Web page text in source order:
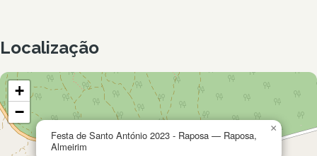
Localização
Festa de Santo António 2023 - Raposa — Raposa,
Almeirim
×
+
−